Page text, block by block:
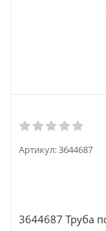
Артикул:3644687
3644687 Труба